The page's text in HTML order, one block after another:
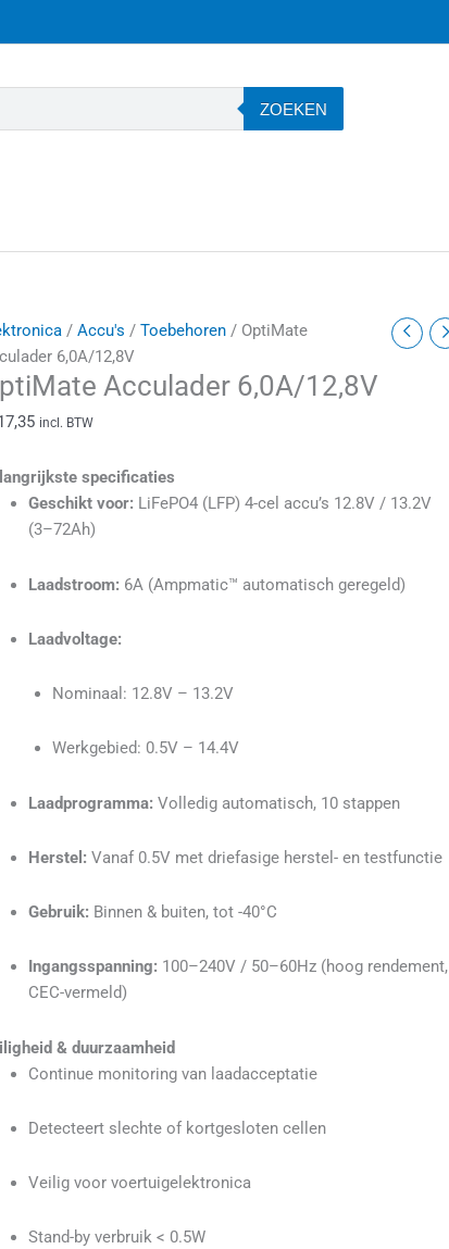
ZOEKEN
/ Accu's / Toebehoren/ OptiMate
6,0A/12,8V
Acculader 6,0A/12,8V
incl. BTW
specificaties
Geschikt voor: LiFePO4 (LFP) 4-cel accu’s 12.8V / 13.2V
(3–72Ah)
Laadstroom: 6A (Ampmatic™ automatisch geregeld)
Laadvoltage:
Nominaal: 12.8V – 13.2V
Werkgebied: 0.5V – 14.4V
Laadprogramma: Volledig automatisch, 10 stappen
Herstel: Vanaf 0.5V met driefasige herstel- en testfunctie
Gebruik: Binnen & buiten, tot -40°C
Ingangsspanning: 100–240V / 50–60Hz (hoog rendement,
CEC-vermeld)
& duurzaamheid
Continue monitoring van laadacceptatie
Detecteert slechte of kortgesloten cellen
Veilig voor voertuigelektronica
Stand-by verbruik < 0.5W
12,8V